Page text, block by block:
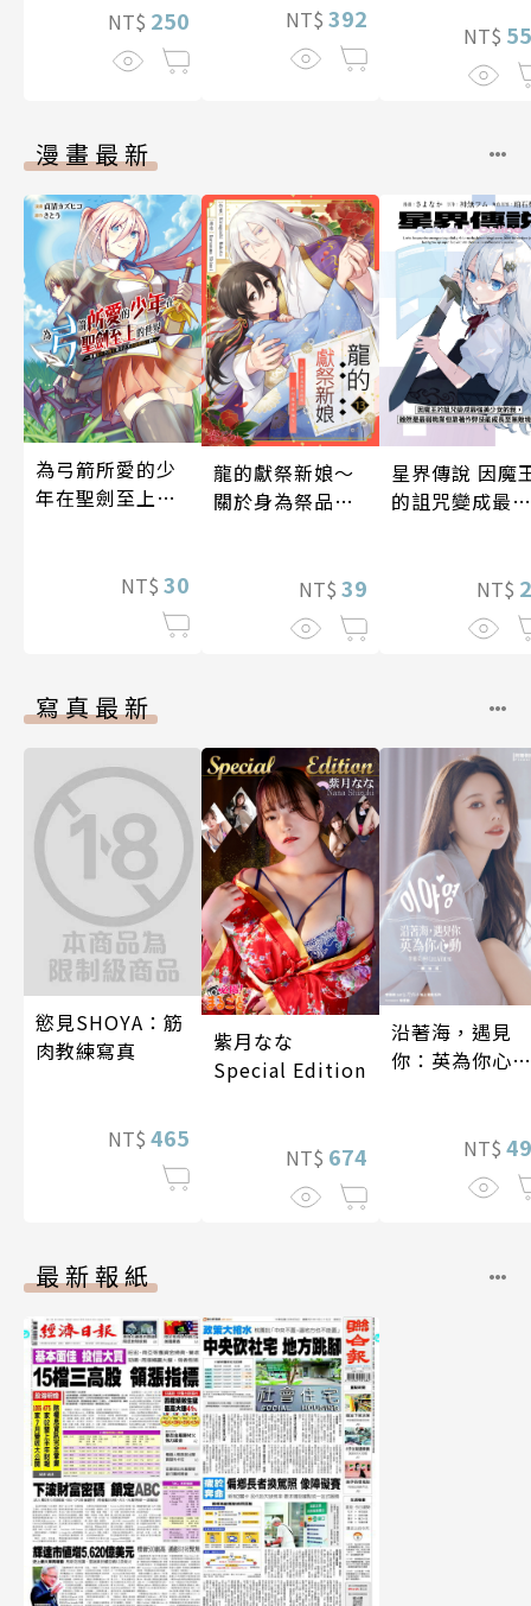
NT$ 250 NT$ 392
NT$
漫畫最新
為弓箭所愛的少
年在聖劍至上的
支援聖騎士們～
NT$ 30
龍的獻祭新娘～
關於身為祭品的
NT$ 39
星界傳說 因魔
的詛咒變成最強
靠著作弊技能成
長至無敵境界
NT$
寫真最新
慾見SHOYA：筋
肉教練寫真
NT$ 465
紫月なな
Special Edition
NT$ 674
沿著海，遇見
你：英為你心動
NT$
最新報紙